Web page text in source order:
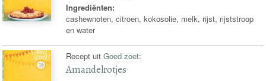
Ingrediënten:
cashewnoten, citroen, kokosolie, melk, rijst, rijststroop
en water
Recept uitGoed zoet:
Amandelrotjes